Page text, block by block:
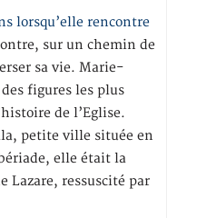
lorsqu’elle rencontre
sur un chemin de
sa vie. Marie-
figures les plus
de l’Eglise.
petite ville située en
elle était la
Lazare, ressuscité par